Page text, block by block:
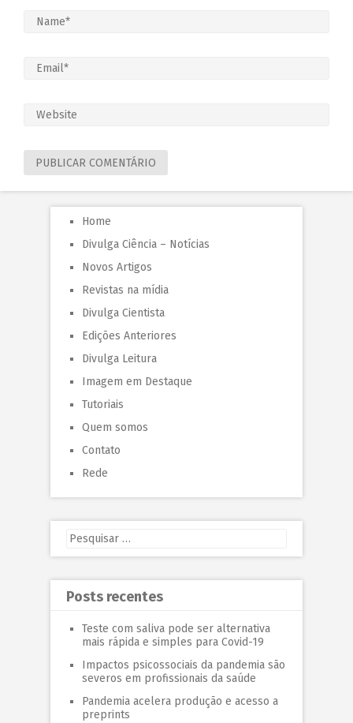
Home
Divulga Ciência – Notícias
Novos Artigos
Revistas na mídia
Divulga Cientista
Edições Anteriores
Divulga Leitura
Imagem em Destaque
Tutoriais
Quem somos
Contato
Rede
Posts recentes
Teste com saliva pode ser alternativa
mais rápida e simples para Covid-19
Impactos psicossociais da pandemia são
severos em profissionais da saúde
Pandemia acelera produção e acesso a
preprints